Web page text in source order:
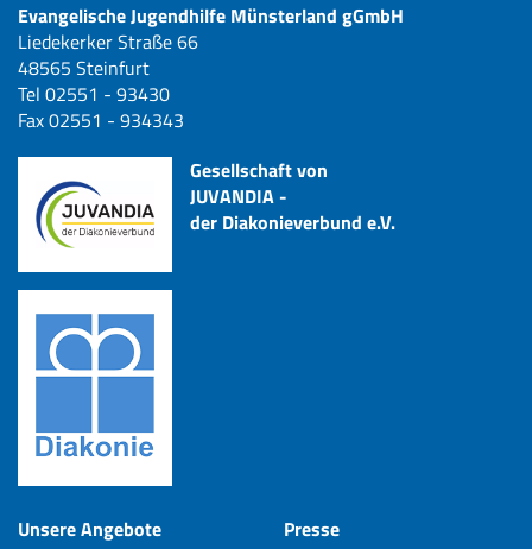
Evangelische Jugendhilfe Münsterland gGmbH
Liedekerker Straße 66
48565 Steinfurt
Tel 02551 - 93430
Fax 02551 - 934343
Gesellschaft von
JUVANDIA -
der Diakonieverbund e.V.
Unsere Angebote Presse